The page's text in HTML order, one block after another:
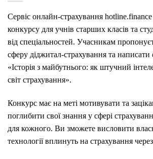
Сервіс онлайн-страхування
конкурсу для учнів старших класів та
від спеціальностей. Учасникам
сферу діджитал-страхування та написати
«Історія з майбутнього: як штучний
світ страхування».
Конкурс має на меті мотивувати та
поглибити свої знання у сфері
для кожного. Ви зможете висловити
технології вплинуть на страхування